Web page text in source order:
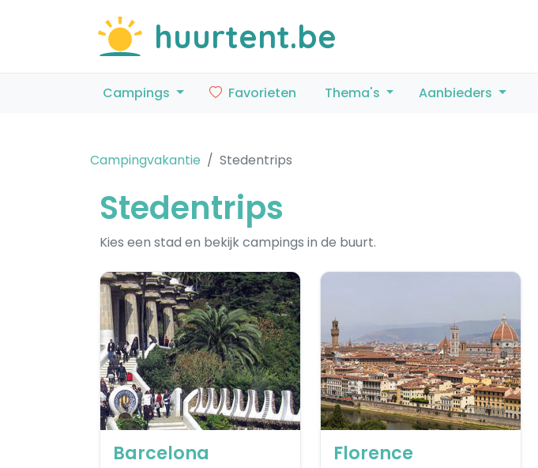
huurtent.be
Campings Favorieten Thema's Aanbieders
Campingvakantie Stedentrips
Stedentrips
Kies een stad en bekijk campings in de buurt.
Barcelona Florence